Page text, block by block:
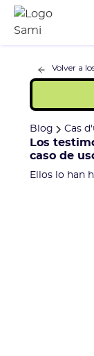
Volver a
Blog Cas
Los
caso de
Ellos lo han